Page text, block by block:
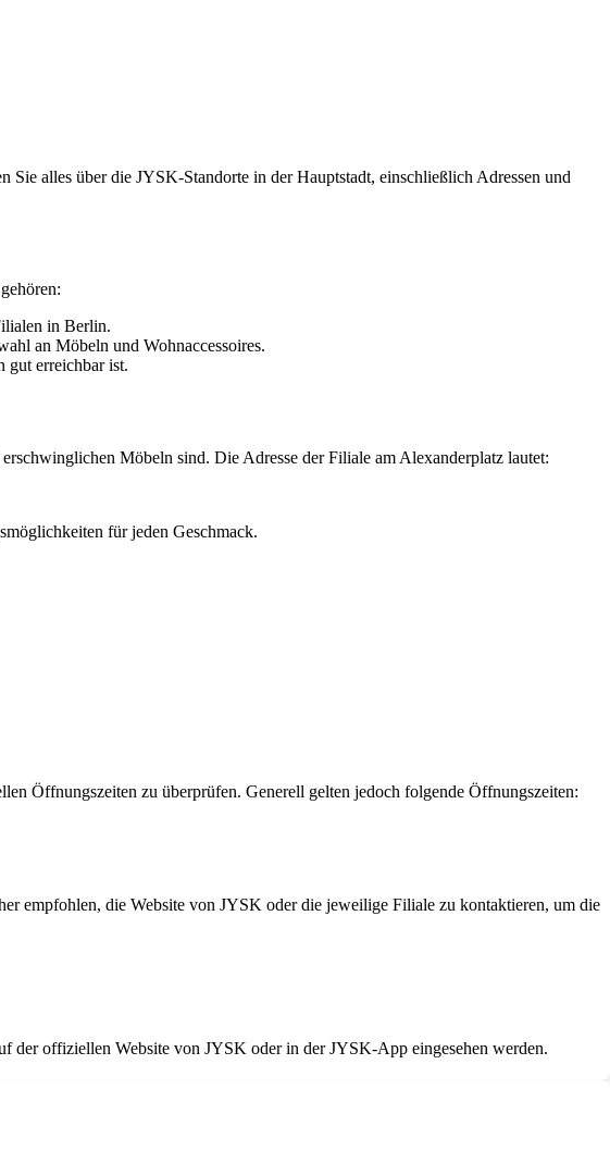
alles über die JYSK-Standorte in der Hauptstadt, einschließlich Adressen und
in Berlin.
an Möbeln und Wohnaccessoires.
gut erreichbar ist.
Möbeln sind. Die Adresse der Filiale am Alexanderplatz lautet:
für jeden Geschmack.
Öffnungszeiten zu überprüfen. Generell gelten jedoch folgende Öffnungszeiten:
empfohlen, die Website von JYSK oder die jeweilige Filiale zu kontaktieren, um die
der offiziellen Website von JYSK oder in der JYSK-App eingesehen werden.